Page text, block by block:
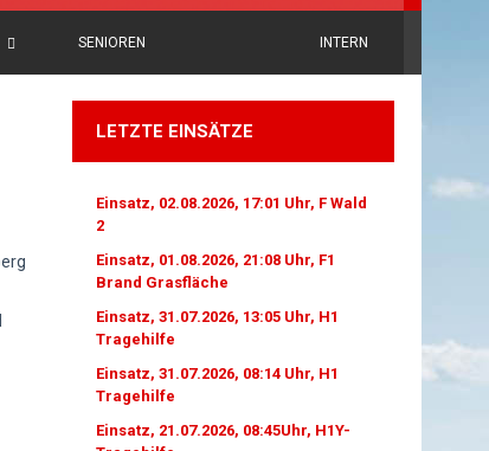
SENIOREN INTERN
LETZTE EINSÄTZE
Einsatz, 02.08.2026, 17:01 Uhr, F Wald
2
Einsatz, 01.08.2026, 21:08 Uhr, F1
Brand Grasfläche
Einsatz, 31.07.2026, 13:05 Uhr, H1
Tragehilfe
Einsatz, 31.07.2026, 08:14 Uhr, H1
Tragehilfe
Einsatz, 21.07.2026, 08:45Uhr, H1Y-